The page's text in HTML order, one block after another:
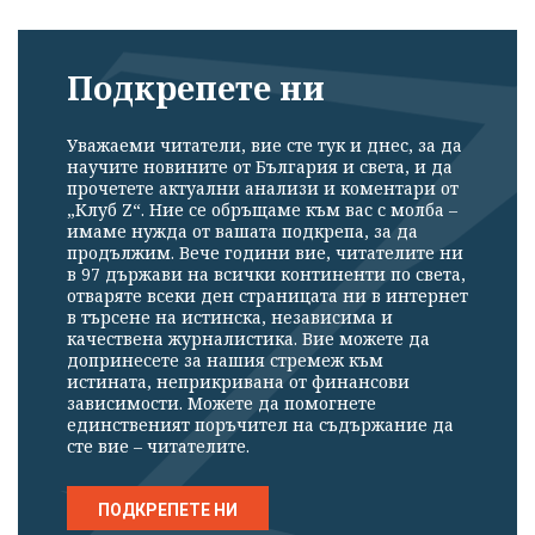
Подкрепете ни
Уважаеми читатели, вие сте тук и днес, за да
научите новините от България и света, и да
прочетете актуални анализи и коментари от
„Клуб Z“. Ние се обръщаме към вас с молба –
имаме нужда от вашата подкрепа, за да
продължим. Вече години вие, читателите ни
в 97 държави на всички континенти по света,
отваряте всеки ден страницата ни в интернет
в търсене на истинска, независима и
качествена журналистика. Вие можете да
допринесете за нашия стремеж към
истината, неприкривана от финансови
зависимости. Можете да помогнете
единственият поръчител на съдържание да
сте вие – читателите.
ПОДКРЕПЕТЕ НИ